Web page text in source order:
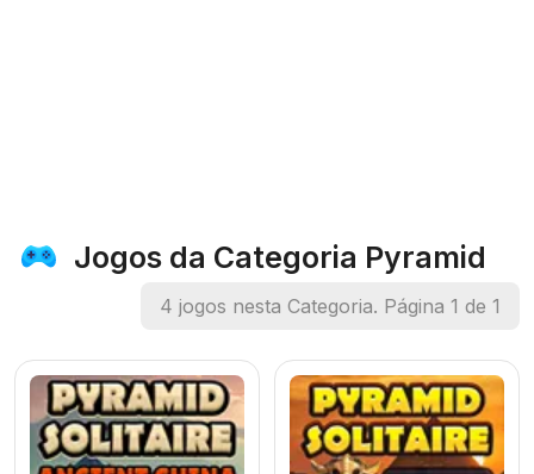
Jogos da Categoria Pyramid
4 jogos nesta Categoria. Página 1 de 1